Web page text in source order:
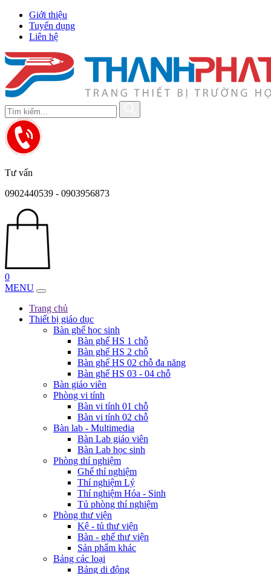
Giới thiệu
Tuyển dụng
Liên hệ
Tư vấn
0902440539 - 0903956873
0
MENU
Trang chủ
Thiết bị giáo dục
Bàn ghế học sinh
Bàn ghế HS 1 chỗ
Bàn ghế HS 2 chỗ
Bàn ghế HS 02 chỗ đa năng
Bàn ghế HS 03 - 04 chỗ
Bàn giáo viên
Phòng vi tính
Bàn vi tính 01 chỗ
Bàn vi tính 02 chỗ
Bàn lab - Multimedia
Bàn Lab giáo viên
Bàn Lab học sinh
Phòng thí nghiệm
Ghế thí nghiệm
Thí nghiệm Lý
Thí nghiệm Hóa - Sinh
Tủ phòng thí nghiệm
Phòng thư viện
Kệ - tủ thư viện
Bàn - ghế thư viện
Sản phẩm khác
Bảng các loại
Bảng di động